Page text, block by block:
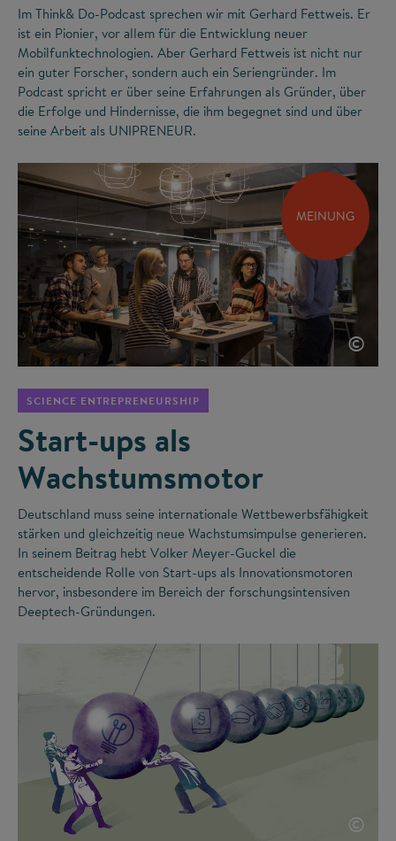
Im Think& Do-Podcast sprechen wir mit Gerhard Fettweis. Er
ist ein Pionier, vor allem für die Entwicklung neuer
Mobilfunktechnologien. Aber Gerhard Fettweis ist nicht nur
ein guter Forscher, sondern auch ein Seriengründer. Im
Podcast spricht er über seine Erfahrungen als Gründer, über
die Erfolge und Hindernisse, die ihm begegnet sind und über
seine Arbeit als UNIPRENEUR.
MEINUNG
©
SCIENCE ENTREPRENEURSHIP
Start-ups als
Wachstumsmotor
Deutschland muss seine internationale Wettbewerbsfähigkeit
stärken und gleichzeitig neue Wachstumsimpulse generieren.
In seinem Beitrag hebt Volker Meyer-Guckel die
entscheidende Rolle von Start-ups als Innovationsmotoren
hervor, insbesondere im Bereich der forschungsintensiven
Deeptech-Gründungen.
©